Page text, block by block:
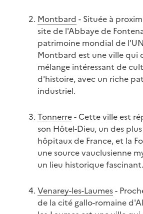
Montbard - Située à
site de l'Abbaye de
patrimoine mondial de
Montbard est une ville qui
mélange intéressant de
d'histoire, avec un riche
industriel.
Tonnerre- Cette ville est
son Hôtel-Dieu, un des
hôpitaux de France, et la
une source vauclusienne
un lieu historique fascinant.
Venarey-les-Laumes-
de la cité gallo-romaine